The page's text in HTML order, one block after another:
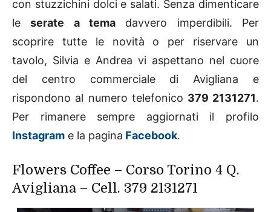
con stuzzichini dolci e salati. Senza dimenticare
leserate a tema davvero imperdibili. Per
scoprire tutte le novità o per riservare un
tavolo, Silvia e Andrea vi aspettano nel cuore
del centro commerciale di Avigliana e
rispondono al numero telefonico 379 2131271.
Per rimanere sempre aggiornati il profilo
Instagram e la pagina Facebook.
Flowers Coffee – Corso Torino 4 Q.
Avigliana – Cell. 379 2131271